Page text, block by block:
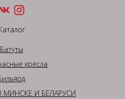
Батуты
кресла
МИНСКЕ И БЕЛАРУСИ